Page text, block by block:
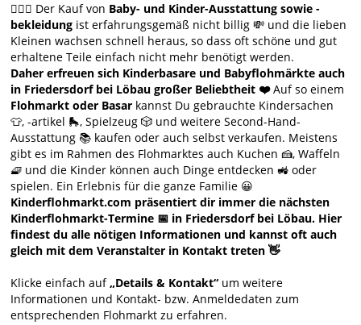
🙋🏻‍♀️ Der Kauf von Baby- und Kinder-Ausstattung sowie -
bekleidung ist erfahrungsgemäß nicht billig 💸 und die lieben
Kleinen wachsen schnell heraus, so dass oft schöne und gut
erhaltene Teile einfach nicht mehr benötigt werden.
Daher erfreuen sich Kinderbasare und Babyflohmärkte auch
in Friedersdorf bei Löbau großer Beliebtheit ❤️Auf so einem
Flohmarkt oder Basar kannst Du gebrauchte Kindersachen
👕, -artikel 🛼, Spielzeug 🎲 und weitere Second-Hand-
Ausstattung 📚 kaufen oder auch selbst verkaufen. Meistens
gibt es im Rahmen des Flohmarktes auch Kuchen 🍰, Waffeln
🧇 und die Kinder können auch Dinge entdecken 🚜 oder
spielen. Ein Erlebnis für die ganze Familie 😀
Kinderflohmarkt.com präsentiert dir immer die nächsten
Kinderflohmarkt-Termine 📅 in Friedersdorf bei Löbau. Hier
findest du alle nötigen Informationen und kannst oft auch
gleich mit dem Veranstalter in Kontakt treten 👋
Klicke einfach auf„Details & Kontakt“ um weitere
Informationen und Kontakt- bzw. Anmeldedaten zum
entsprechenden Flohmarkt zu erfahren.